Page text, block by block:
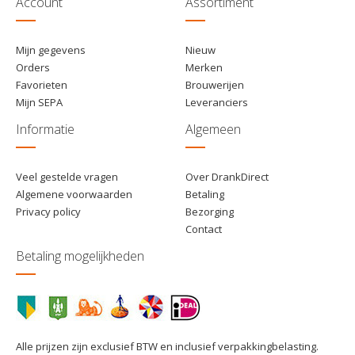
Mijn gegevens
Orders
Favorieten
Mijn SEPA
Nieuw
Merken
Brouwerijen
Leveranciers
Informatie
Veel gestelde vragen
Algemene voorwaarden
Privacy policy
Algemeen
Over DrankDirect
Betaling
Bezorging
Contact
Betaling mogelijkheden
Alle prijzen zijn exclusief BTW en inclusief verpakkingbelasting.